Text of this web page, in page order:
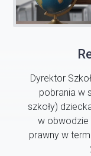
Dyrektor
pobrania w
szkoły)
w obwodzie
prawny w